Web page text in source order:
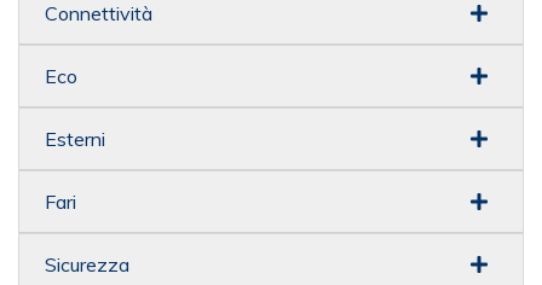
Connettività
Eco
Esterni
Fari
Sicurezza